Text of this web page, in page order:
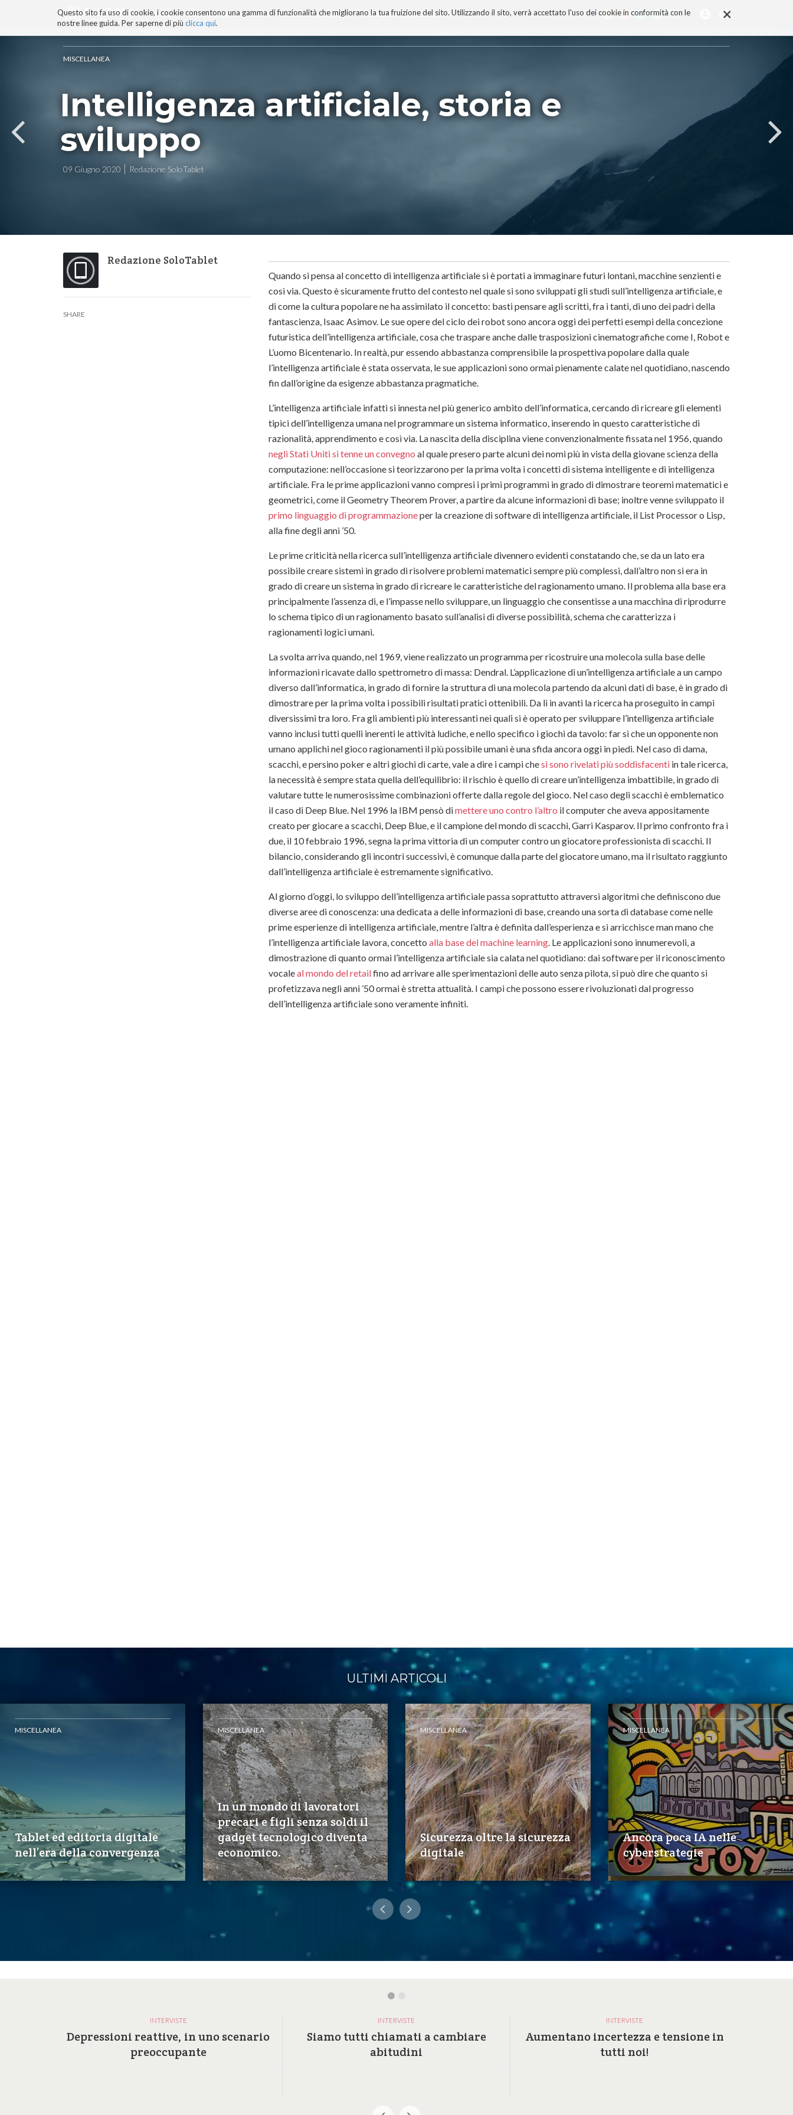
×
Questo sito fa uso di cookie, i cookie consentono una gamma di funzionalità che migliorano la tua fruizione del sito. Utilizzando il sito, verrà accettato l'uso dei cookie in conformità con le
nostre linee guida. Per saperne di più clicca qui.
BLOG TECNOCONSAPEVOLEZZA TECNOBIBLIOGRAFIA I MIEI LIBRI PROGETTO
ai
contenuti.
|
Salta
alla
navigazione
MISCELLANEA
Intelligenza artificiale, storia e
sviluppo
09 Giugno 2020 Redazione SoloTablet
Redazione SoloTablet
SHARE
Quando si pensa al concetto di intelligenza artificiale si è portati a immaginare futuri lontani, macchine senzienti e
così via. Questo è sicuramente frutto del contesto nel quale si sono sviluppati gli studi sull’intelligenza artificiale, e
di come la cultura popolare ne ha assimilato il concetto: basti pensare agli scritti, fra i tanti, di uno dei padri della
fantascienza, Isaac Asimov. Le sue opere del ciclo dei robot sono ancora oggi dei perfetti esempi della concezione
futuristica dell’intelligenza artificiale, cosa che traspare anche dalle trasposizioni cinematografiche come I, Robot e
L’uomo Bicentenario. In realtà, pur essendo abbastanza comprensibile la prospettiva popolare dalla quale
l’intelligenza artificiale è stata osservata, le sue applicazioni sono ormai pienamente calate nel quotidiano, nascendo
fin dall’origine da esigenze abbastanza pragmatiche.
L’intelligenza artificiale infatti si innesta nel più generico ambito dell’informatica, cercando di ricreare gli elementi
tipici dell’intelligenza umana nel programmare un sistema informatico, inserendo in questo caratteristiche di
razionalità, apprendimento e così via. La nascita della disciplina viene convenzionalmente fissata nel 1956, quando
negli Stati Uniti si tenne un convegno al quale presero parte alcuni dei nomi più in vista della giovane scienza della
computazione: nell’occasione si teorizzarono per la prima volta i concetti di sistema intelligente e di intelligenza
artificiale. Fra le prime applicazioni vanno compresi i primi programmi in grado di dimostrare teoremi matematici e
geometrici, come il Geometry Theorem Prover, a partire da alcune informazioni di base; inoltre venne sviluppato il
primo linguaggio di programmazioneper la creazione di software di intelligenza artificiale, il List Processor o Lisp,
alla fine degli anni ’50.
Le prime criticità nella ricerca sull’intelligenza artificiale divennero evidenti constatando che, se da un lato era
possibile creare sistemi in grado di risolvere problemi matematici sempre più complessi, dall’altro non si era in
grado di creare un sistema in grado di ricreare le caratteristiche del ragionamento umano. Il problema alla base era
principalmente l’assenza di, e l’impasse nello sviluppare, un linguaggio che consentisse a una macchina di riprodurre
lo schema tipico di un ragionamento basato sull’analisi di diverse possibilità, schema che caratterizza i
ragionamenti logici umani.
La svolta arriva quando, nel 1969, viene realizzato un programma per ricostruire una molecola sulla base delle
informazioni ricavate dallo spettrometro di massa: Dendral. L’applicazione di un’intelligenza artificiale a un campo
diverso dall’informatica, in grado di fornire la struttura di una molecola partendo da alcuni dati di base, è in grado di
dimostrare per la prima volta i possibili risultati pratici ottenibili. Da lì in avanti la ricerca ha proseguito in campi
diversissimi tra loro. Fra gli ambienti più interessanti nei quali si è operato per sviluppare l’intelligenza artificiale
vanno inclusi tutti quelli inerenti le attività ludiche, e nello specifico i giochi da tavolo: far sì che un opponente non
umano applichi nel gioco ragionamenti il più possibile umani è una sfida ancora oggi in piedi. Nel caso di dama,
scacchi, e persino poker e altri giochi di carte, vale a dire i campi chesi sono rivelati più soddisfacenti in tale ricerca,
la necessità è sempre stata quella dell’equilibrio: il rischio è quello di creare un’intelligenza imbattibile, in grado di
valutare tutte le numerosissime combinazioni offerte dalla regole del gioco. Nel caso degli scacchi è emblematico
il caso di Deep Blue. Nel 1996 la IBM pensò dimettere uno contro l’altro il computer che aveva appositamente
creato per giocare a scacchi, Deep Blue, e il campione del mondo di scacchi, Garri Kasparov. Il primo confronto fra i
due, il 10 febbraio 1996, segna la prima vittoria di un computer contro un giocatore professionista di scacchi. Il
bilancio, considerando gli incontri successivi, è comunque dalla parte del giocatore umano, ma il risultato raggiunto
dall’intelligenza artificiale è estremamente significativo.
Al giorno d’oggi, lo sviluppo dell’intelligenza artificiale passa soprattutto attraversi algoritmi che definiscono due
diverse aree di conoscenza: una dedicata a delle informazioni di base, creando una sorta di database come nelle
prime esperienze di intelligenza artificiale, mentre l’altra è definita dall’esperienza e si arricchisce man mano che
l’intelligenza artificiale lavora, concetto alla base del machine learning . Le applicazioni sono innumerevoli, a
dimostrazione di quanto ormai l’intelligenza artificiale sia calata nel quotidiano: dai software per il riconoscimento
vocaleal mondo del retailfino ad arrivare alle sperimentazioni delle auto senza pilota, si può dire che quanto si
profetizzava negli anni ’50 ormai è stretta attualità. I campi che possono essere rivoluzionati dal progresso
dell’intelligenza artificiale sono veramente infiniti.
ULTIMI ARTICOLI
MISCELLANEA
Tablet ed editoria digitale
nell’era della convergenza
MISCELLANEA
In un mondo di lavoratori
precari e figli senza soldi il
gadget tecnologico diventa
economico.
MISCELLANEA
Sicurezza oltre la sicurezza
digitale
MISCELLANEA
Ancora poca IA nelle
cyberstrategie
INTERVISTE
Depressioni reattive, in uno scenario
preoccupante
INTERVISTE
Siamo tutti chiamati a cambiare
abitudini
INTERVISTE
Aumentano incertezza e tensione in
tutti noi!